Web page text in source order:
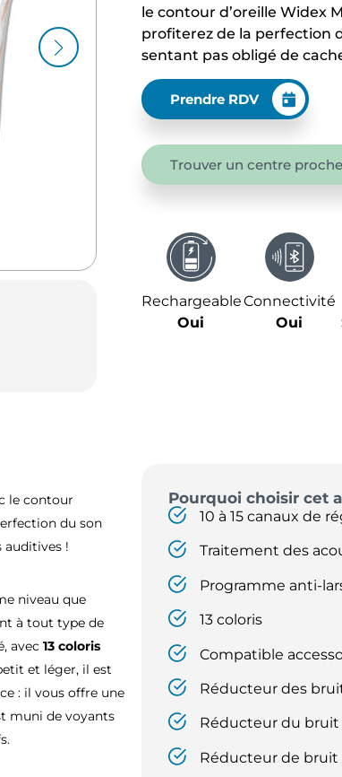
le contour d’oreille Widex
profiterez de la perfection
sentant pas obligé de
Prendre RDV
Trouver un centre
Rechargeable
Oui
Connectivité
Oui
le contour
du son
auditives !
niveau que
à tout type de
avec 13 coloris
et léger, il est
: il vous offre une
muni de voyants
Pourquoi choisir cet
10 à 15 canaux de
Traitement des
Programme anti-
13 coloris
Compatible
Réducteur des
Réducteur du
Réducteur de